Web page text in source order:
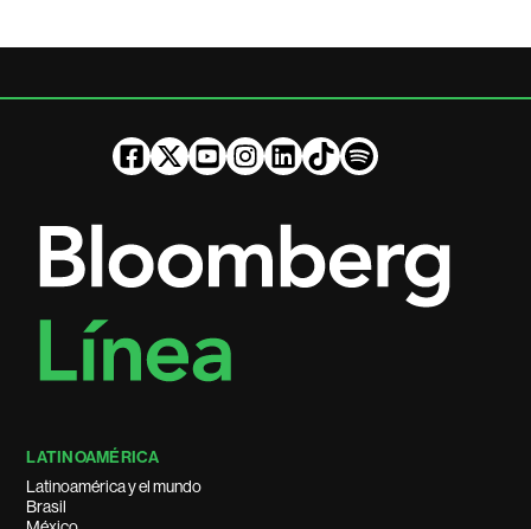
LATINOAMÉRICA
Latinoamérica y el mundo
Brasil